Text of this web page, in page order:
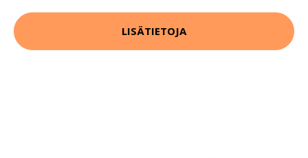
LISÄTIETOJA